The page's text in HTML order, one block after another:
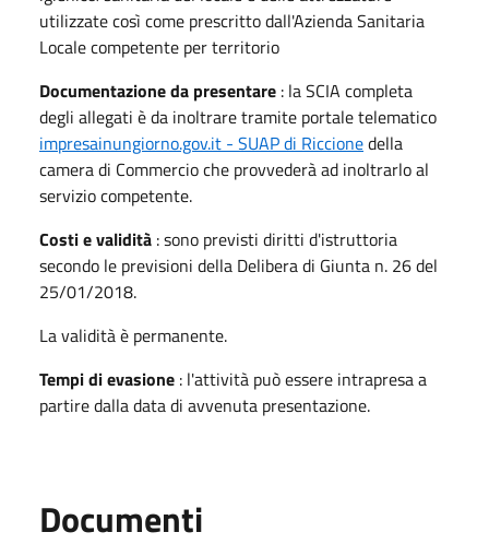
utilizzate così come prescritto dall'Azienda Sanitaria
Locale competente per territorio
Documentazione da presentare : la SCIA completa
degli allegati è da inoltrare tramite portale telematico
impresainungiorno.gov.it - SUAP di Riccionedella
camera di Commercio che provvederà ad inoltrarlo al
servizio competente.
Costi e validità : sono previsti diritti d'istruttoria
secondo le previsioni della Delibera di Giunta n. 26 del
25/01/2018.
La validità è permanente.
Tempi di evasione : l'attività può essere intrapresa a
partire dalla data di avvenuta presentazione.
Documenti